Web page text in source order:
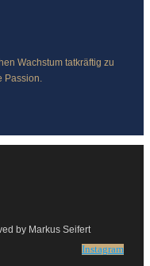
Wachstum tatkräftig zu
Passion.
by Markus Seifert
Instagram